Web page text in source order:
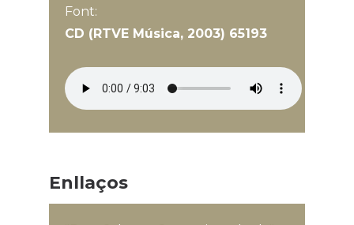
Font:
CD (RTVE Música, 2003) 65193
Enllaços